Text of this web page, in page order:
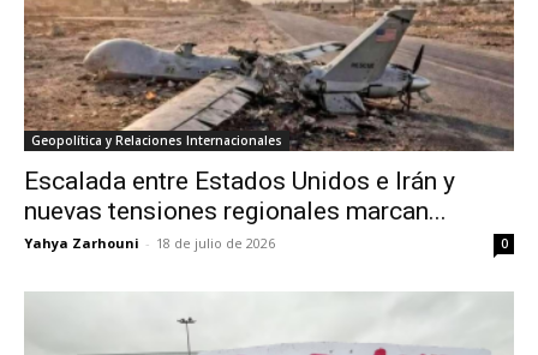
Geopolítica y Relaciones Internacionales
Escalada entre Estados Unidos e Irán y
nuevas tensiones regionales marcan...
Yahya Zarhouni - 18 de julio de 2026 0